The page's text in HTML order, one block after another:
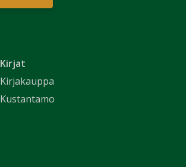
Kirjat
Kirjakauppa
Kustantamo